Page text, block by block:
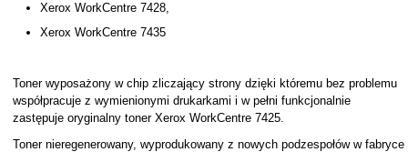
Xerox WorkCentre 7428,
Xerox WorkCentre 7435
Toner wyposażony w chip zliczający strony dzięki któremu bez problemu
współpracuje z wymienionymi drukarkami i w pełni funkcjonalnie
zastępuje oryginalny toner Xerox WorkCentre 7425.
Toner nieregenerowany, wyprodukowany z nowych podzespołów w fabryce